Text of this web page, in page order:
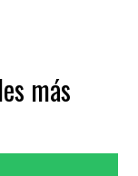
más